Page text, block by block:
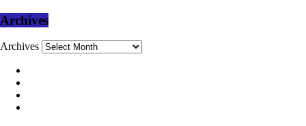
Archives
Archives